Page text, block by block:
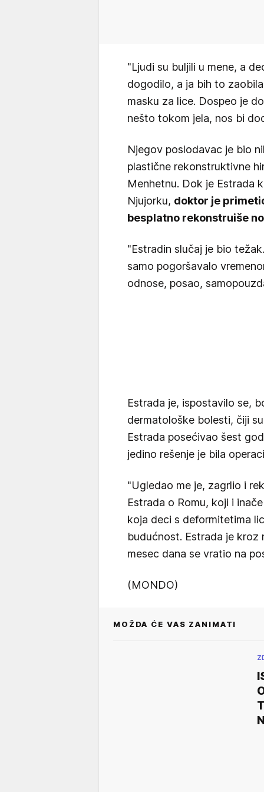
"Ljudi su buljili u mene, a
dogodilo, a ja bih to
masku za lice. Dospeo je
nešto tokom jela, nos bi
Njegov poslodavac je bio
plastične rekonstruktivne
Menhetnu. Dok je Estrada
Njujorku, doktor je
besplatno rekonstruiše
"Estradin slučaj je bio
samo pogoršavalo
odnose, posao,
Estrada je, ispostavilo se,
dermatološke bolesti, čiji
Estrada posećivao šest
jedino rešenje je bila
"Ugledao me je, zagrlio i
Estrada o Romu, koji i
koja deci s deformitetima
budućnost. Estrada je kroz
mesec dana se vratio na
(MONDO)
MOŽDA ĆE VAS ZANIMATI